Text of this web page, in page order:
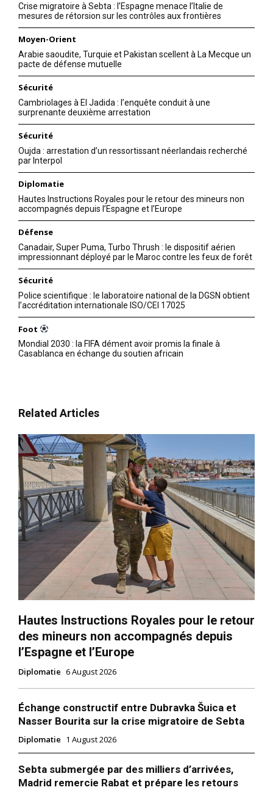
Crise migratoire à Sebta : l’Espagne menace l’Italie de
mesures de rétorsion sur les contrôles aux frontières
Moyen-Orient
Arabie saoudite, Turquie et Pakistan scellent à La Mecque un
pacte de défense mutuelle
Sécurité
Cambriolages à El Jadida : l’enquête conduit à une
surprenante deuxième arrestation
Sécurité
Oujda : arrestation d’un ressortissant néerlandais recherché
par Interpol
Diplomatie
Hautes Instructions Royales pour le retour des mineurs non
accompagnés depuis l’Espagne et l’Europe
Défense
Canadair, Super Puma, Turbo Thrush : le dispositif aérien
impressionnant déployé par le Maroc contre les feux de forêt
Sécurité
Police scientifique : le laboratoire national de la DGSN obtient
l’accréditation internationale ISO/CEI 17025
Foot
Mondial 2030 : la FIFA dément avoir promis la finale à
Casablanca en échange du soutien africain
Related Articles
Hautes Instructions Royales pour le retour
des mineurs non accompagnés depuis
l’Espagne et l’Europe
Diplomatie 6 August 2026
Échange constructif entre Dubravka Šuica et
Nasser Bourita sur la crise migratoire de Sebta
Diplomatie 1 August 2026
Sebta submergée par des milliers d’arrivées,
Madrid remercie Rabat et prépare les retours